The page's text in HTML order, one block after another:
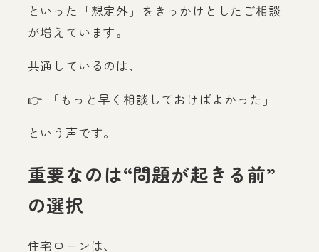
といった「想定外」をきっかけとしたご相談
が増えています。
共通しているのは、
👉 「もっと早く相談しておけばよかった」
という声です。
重要なのは“問題が起きる前”
の選択
住宅ローンは、